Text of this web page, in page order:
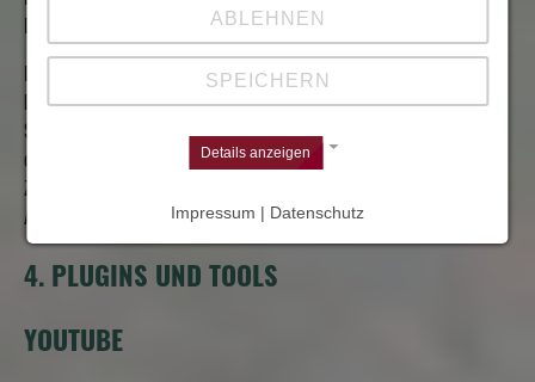
Datenverarbeitungsvorgänge bleibt vom Widerruf unberührt.
Die von Ihnen im Kontaktformular eingegebenen Daten verbleiben
bei uns, bis Sie uns zur Löschung auffordern, Ihre Einwilligung zur
Speicherung widerrufen oder der Zweck für die Datenspeicherung
entfällt (z.B. nach abgeschlossener Bearbeitung Ihrer Anfrage).
Zwingende gesetzliche Bestimmungen – insbesondere
Aufbewahrungsfristen – bleiben unberührt.
4. PLUGINS UND TOOLS
YOUTUBE
ABLEHNEN
SPEICHERN
Details anzeigen
Impressum | Datenschutz